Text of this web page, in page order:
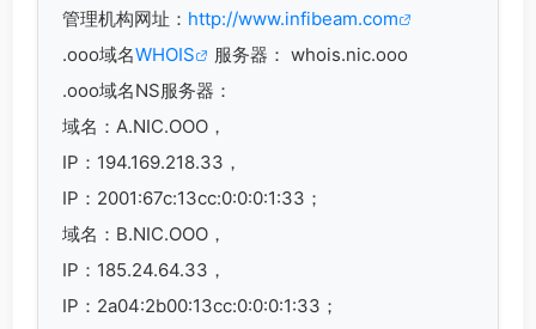
管理机构网址： http://www.infibeam.com
.ooo域名WHOIS
服务器： whois.nic.ooo
.ooo域名NS服务器：
域名：A.NIC.OOO，
IP：194.169.218.33，
IP：2001:67c:13cc:0:0:0:1:33；
域名：B.NIC.OOO，
IP：185.24.64.33，
IP：2a04:2b00:13cc:0:0:0:1:33；